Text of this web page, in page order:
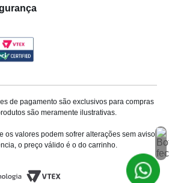
de pagamento são exclusivos para compras
são meramente ilustrativas.
os valores podem sofrer alterações sem aviso
o preço válido é o do carrinho.